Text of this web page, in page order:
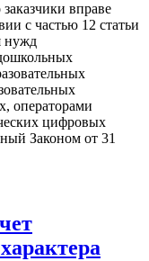
вправе
с частью 12 статьи
нужд
операторами
цифровых
Законом от 31